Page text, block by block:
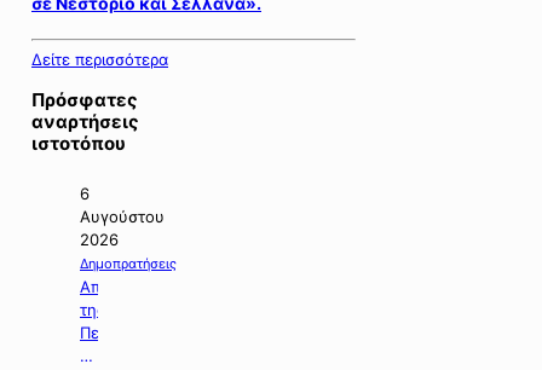
Δείτε περισσότερα
Πρόσφατες
αναρτήσεις
ιστοτόπου
6
Αυγούστου
2026
Δημοπρατήσεις
Απόφαση
της
Περιφέρειας
Κεντρικής